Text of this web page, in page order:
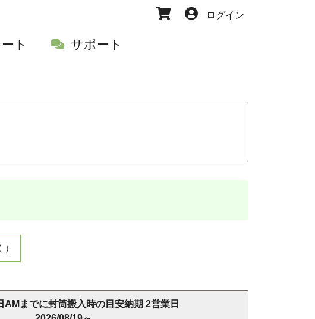
ログイン
ト サポート
AMまでに封筒搬入時の目安納期 2営業日